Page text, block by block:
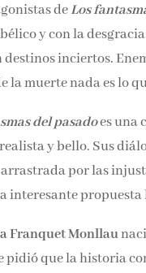
deLos
y con la
inciertos.
la muerte nada es lo
del pasadoes una
y bello. Sus
por las
interesante
Franquet Monllau
pidió que la historia